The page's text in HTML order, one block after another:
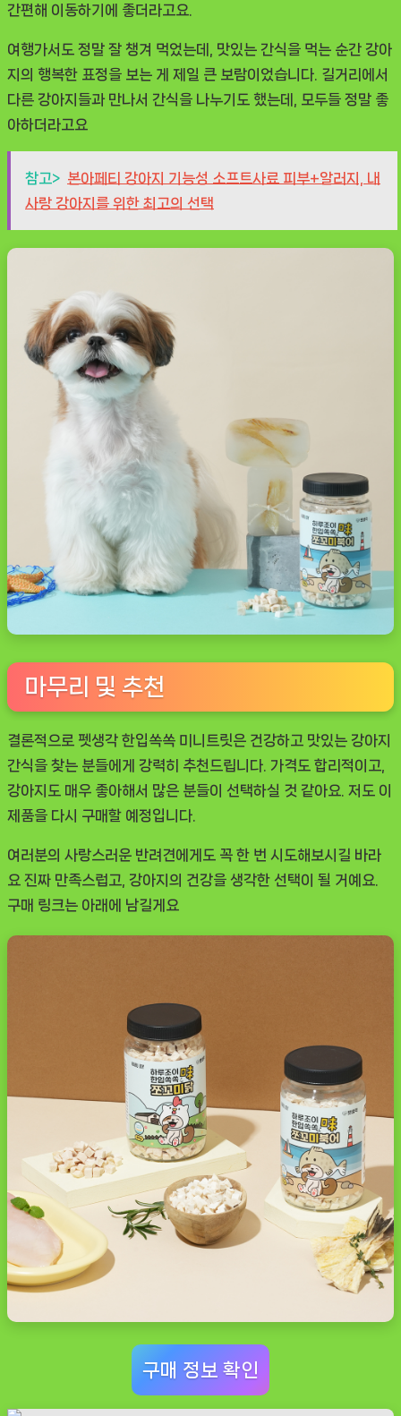
간편해 이동하기에 좋더라고요.
여행가서도 정말 잘 챙겨 먹었는데, 맛있는 간식을 먹는 순간 강아
지의 행복한 표정을 보는 게 제일 큰 보람이었습니다. 길거리에서
다른 강아지들과 만나서 간식을 나누기도 했는데, 모두들 정말 좋
아하더라고요
참고> 본아페티 강아지 기능성 소프트사료 피부+알러지, 내
사랑 강아지를 위한 최고의 선택
마무리 및 추천
결론적으로 펫생각 한입쏙쏙 미니트릿은 건강하고 맛있는 강아지
간식을 찾는 분들에게 강력히 추천드립니다. 가격도 합리적이고,
강아지도 매우 좋아해서 많은 분들이 선택하실 것 같아요. 저도 이
제품을 다시 구매할 예정입니다.
여러분의 사랑스러운 반려견에게도 꼭 한 번 시도해보시길 바라
요 진짜 만족스럽고, 강아지의 건강을 생각한 선택이 될 거예요.
구매 링크는 아래에 남길게요
구매 정보 확인